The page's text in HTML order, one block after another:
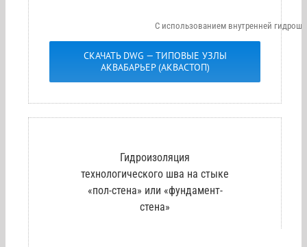
С использованием внутренней
СКАЧАТЬ DWG — ТИПОВЫЕ УЗЛЫ
АКВАБАРЬЕР (АКВАСТОП)
Гидроизоляция
технологического шва на стыке
«пол-стена» или «фундамент-
стена»